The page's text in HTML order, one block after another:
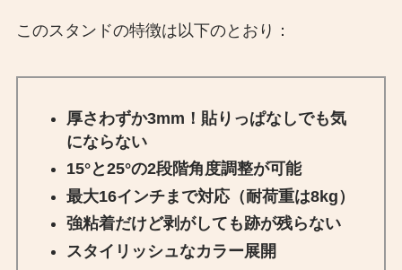
このスタンドの特徴は以下のとおり：
厚さわずか3mm！貼りっぱなしでも気
にならない
15°と25°の2段階角度調整が可能
最大16インチまで対応（耐荷重は8kg）
強粘着だけど剥がしても跡が残らない
スタイリッシュなカラー展開